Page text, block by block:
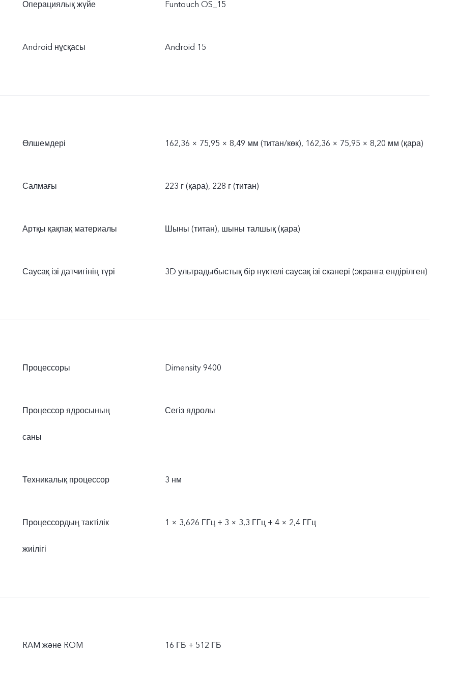
Операциялық жүйе Funtouch OS_15
Android нұсқасы Android 15
Өлшемдері 162,36 × 75,95 × 8,49 мм (титан/көк), 162,36 × 75,95 × 8,20 мм (қара)
Салмағы 223 г (қара), 228 г (титан)
Артқы қақпақ материалы Шыны (титан), шыны талшық (қара)
Саусақ ізі датчигінің түрі 3D ультрадыбыстық бір нүктелі саусақ ізі сканері (экранға ендірілген)
Процессоры Dimensity 9400
Процессор ядросының
саны
Сегіз ядролы
Техникалық процессор 3 нм
Процессордың тактілік
жиілігі
1 × 3,626 ГГц + 3 × 3,3 ГГц + 4 × 2,4 ГГц
RAM және ROM 16 ГБ + 512 ГБ